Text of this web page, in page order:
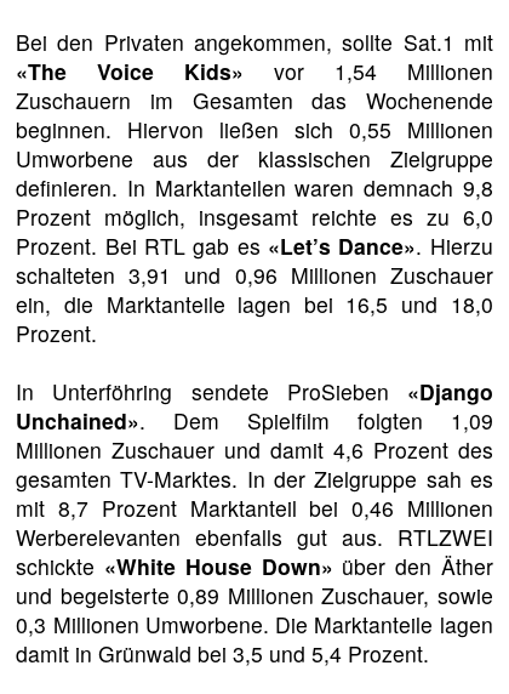
Bei den Privaten angekommen, sollte Sat.1 mit
«The Voice Kids» vor 1,54 Millionen
Zuschauern im Gesamten das Wochenende
beginnen. Hiervon ließen sich 0,55 Millionen
Umworbene aus der klassischen Zielgruppe
definieren. In Marktanteilen waren demnach 9,8
Prozent möglich, insgesamt reichte es zu 6,0
Prozent. Bei RTL gab es «Let’s Dance». Hierzu
schalteten 3,91 und 0,96 Millionen Zuschauer
ein, die Marktanteile lagen bei 16,5 und 18,0
Prozent.
In Unterföhring sendete ProSieben «Django
Unchained». Dem Spielfilm folgten 1,09
Millionen Zuschauer und damit 4,6 Prozent des
gesamten TV-Marktes. In der Zielgruppe sah es
mit 8,7 Prozent Marktanteil bei 0,46 Millionen
Werberelevanten ebenfalls gut aus. RTLZWEI
schickte «White House Down» über den Äther
und begeisterte 0,89 Millionen Zuschauer, sowie
0,3 Millionen Umworbene. Die Marktanteile lagen
damit in Grünwald bei 3,5 und 5,4 Prozent.